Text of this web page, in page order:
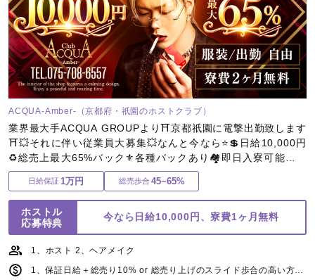
ACQUA-Amber-（京都府・祇園のホストクラブ）
業界最大手ACQUA GROUPより⛩️京都祇園に電撃出勤致します
⛩️💥それに伴い従業員大募集💥なんと今なら⭐️💲日給10,000円
♻️総売上最大65%バック⚜️各種バックあり🏘即日入寮可能👨‍👦
完全新規店の為、上下関係なしご応募お待ちしております💎
日給保証 1万円 総売歩合 45~65%
ホストル
応募特典
今なら日給10,000円、寮費1ヶ月無料
1、ホスト 2、ヘアメイク
1、保証日給＋総売り10% or 総売り上げのスライド歩合の高い方を採用 2、応相談